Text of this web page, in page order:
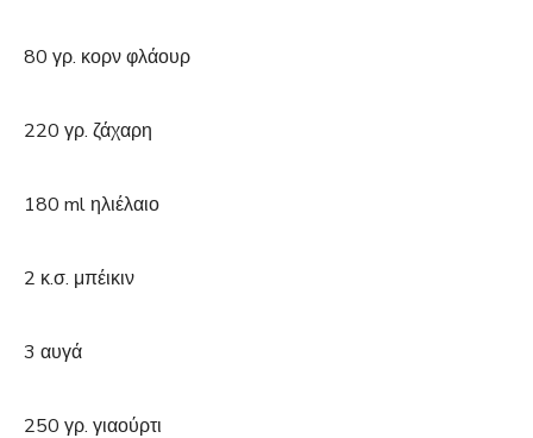
80 γρ. κορν φλάουρ
220 γρ. ζάχαρη
180 ml ηλιέλαιο
2 κ.σ. μπέικιν
3 αυγά
250 γρ. γιαούρτι